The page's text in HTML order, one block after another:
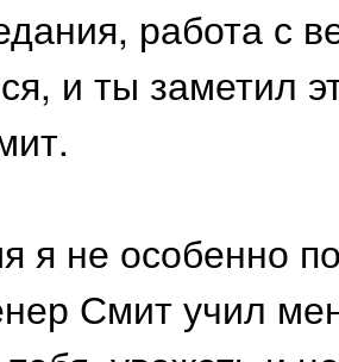
работа
и ты заметил
я не особенно
Смит учил